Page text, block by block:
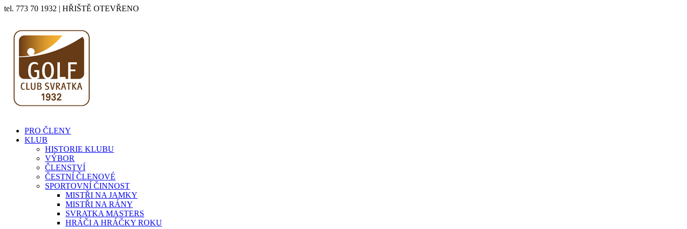
tel. 773 70 1932 | HŘIŠTĚ OTEVŘENO
PRO ČLENY
KLUB
HISTORIE KLUBU
VÝBOR
ČLENSTVÍ
ČESTNÍ ČLENOVÉ
SPORTOVNÍ ČINNOST
MISTŘI NA JAMKY
MISTŘI NA RÁNY
SVRATKA MASTERS
HRÁČI A HRÁČKY ROKU